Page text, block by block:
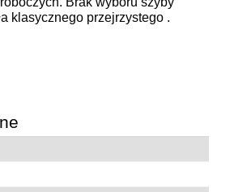
klasycznego przejrzystego .